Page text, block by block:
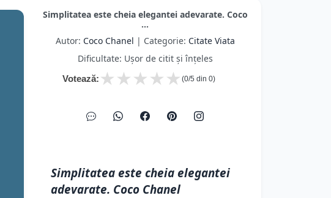
Simplitatea este cheia elegantei adevarate. Coco
...
Autor: Coco Chanel | Categorie: Citate Viata
Dificultate: Ușor de citit și înțeles
Votează: ★
★
★
★
★ (0/5 din 0)
Simplitatea este cheia elegantei
adevarate. Coco Chanel